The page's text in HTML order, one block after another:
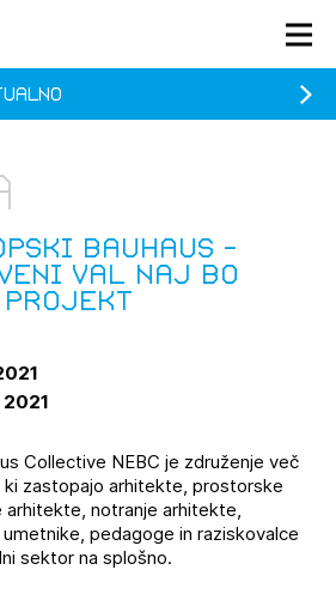
PRIJAVA
Bauhaus -
val naj bo
Collective NEBC je združenje več
ki zastopajo arhitekte, prostorske
arhitekte, notranje arhitekte,
pedagoge in raziskovalce
sektor na splošno.
novičnik
na vaš elektronski naslov.